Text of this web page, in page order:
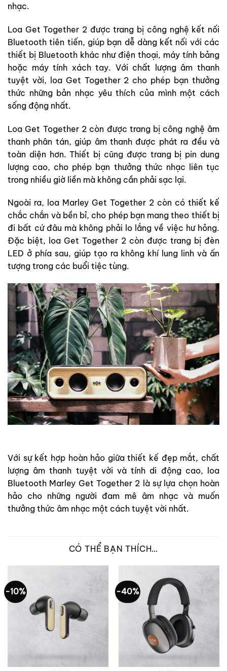
nhạc.
Loa Get Together 2 được trang bị công nghệ kết nối
Bluetooth tiên tiến, giúp bạn dễ dàng kết nối với các
thiết bị Bluetooth khác như điện thoại, máy tính bảng
hoặc máy tính xách tay. Với chất lượng âm thanh
tuyệt vời, loa Get Together 2 cho phép bạn thưởng
thức những bản nhạc yêu thích của mình một cách
sống động nhất.
Loa Get Together 2 còn được trang bị công nghệ âm
thanh phân tán, giúp âm thanh được phát ra đều và
toàn diện hơn. Thiết bị cũng được trang bị pin dung
lượng cao, cho phép bạn thưởng thức nhạc liên tục
trong nhiều giờ liền mà không cần phải sạc lại.
Ngoài ra, loa Marley Get Together 2 còn có thiết kế
chắc chắn và bền bỉ, cho phép bạn mang theo thiết bị
đi bất cứ đâu mà không phải lo lắng về việc hư hỏng.
Đặc biệt, loa Get Together 2 còn được trang bị đèn
LED ở phía sau, giúp tạo ra không khí lung linh và ấn
tượng trong các buổi tiệc tùng.
Với sự kết hợp hoàn hảo giữa thiết kế đẹp mắt, chất
lượng âm thanh tuyệt vời và tính di động cao, loa
Bluetooth Marley Get Together 2 là sự lựa chọn hoàn
hảo cho những người đam mê âm nhạc và muốn
thưởng thức âm nhạc một cách tuyệt vời nhất.
CÓ THỂ BẠN THÍCH…
-10% -40%